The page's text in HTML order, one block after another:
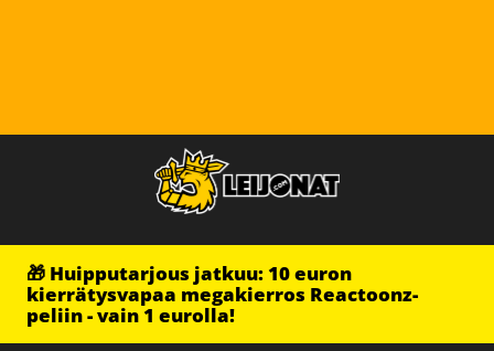
🎁 Huipputarjous jatkuu: 10 euron
kierrätysvapaa megakierros Reactoonz-
peliin - vain 1 eurolla!